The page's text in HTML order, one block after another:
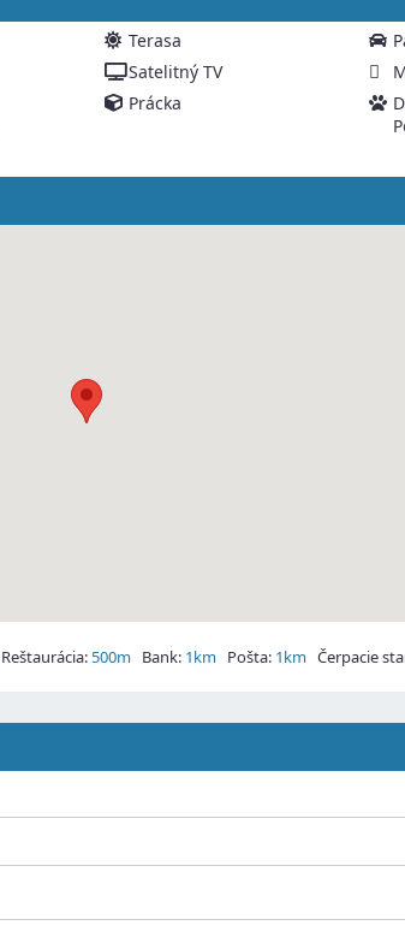
Terasa
Satelitný TV
Prácka
Reštaurácia: 500m Bank: 1km Pošta: 1km Čerpacie